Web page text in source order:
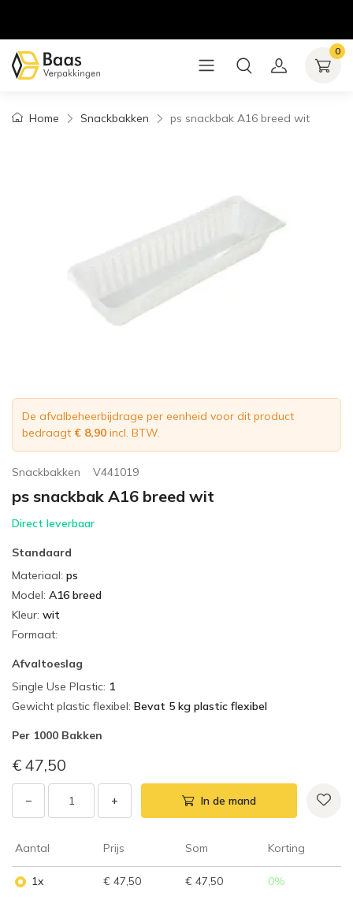
0
Home Snackbakken ps snackbak A16 breed wit
De afvalbeheerbijdrage per eenheid voor dit product
bedraagt € 8,90 incl. BTW.
Snackbakken V441019
ps snackbak A16 breed wit
Direct leverbaar
Standaard
Materiaal: ps
Model: A16 breed
Kleur: wit
Formaat:
Afvaltoeslag
Single Use Plastic: 1
Gewicht plastic flexibel: Bevat 5 kg plastic flexibel
Per 1000 Bakken
€ 47,50
− + In de mand
Aantal Prijs Som Korting
1x € 47,50 € 47,50 0%